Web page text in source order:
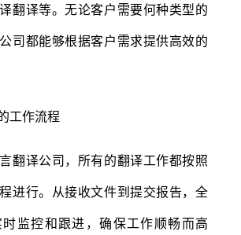
翻译等。无论客户需要何种类型的
司都能够根据客户需求提供高效的
作流程
译公司，所有的翻译工作都按照
进行。从接收文件到提交报告，全
监控和跟进，确保工作顺畅而高